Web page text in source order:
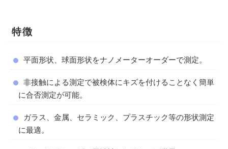
特徴
平面形状、球面形状をナノメーターオーダーで測定。
非接触による測定で被検体にキズを付けることなく簡単
に合否測定が可能。
ガラス、金属、セラミック、プラスチック等の形状測定
に最適。